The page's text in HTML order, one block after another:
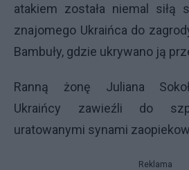
atakiem została niemal siłą
znajomego Ukraińca do
Bambuły, gdzie ukrywano ją
Ranną żonę Juliana
Ukraińcy zawieźli do
uratowanymi synami
Reklama